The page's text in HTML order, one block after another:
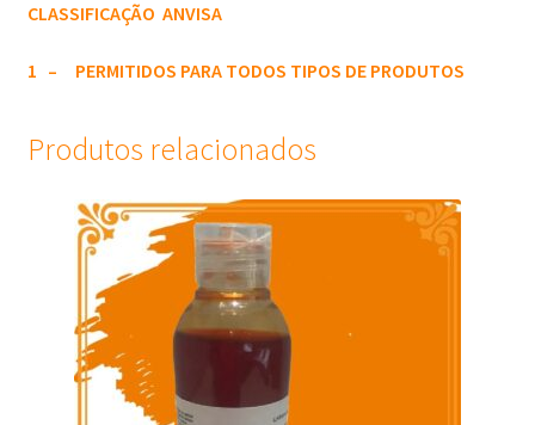
CLASSIFICAÇÃO ANVISA
1 – PERMITIDOS PARA TODOS TIPOS DE PRODUTOS
Produtos relacionados